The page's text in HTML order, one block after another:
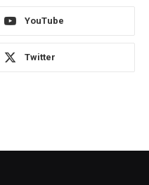
YouTube
Twitter